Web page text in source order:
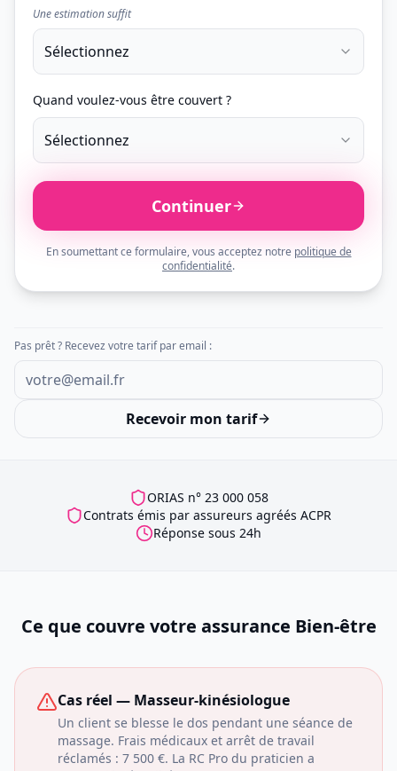
Une estimation suffit
Sélectionnez
Quand voulez-vous être couvert ?
Sélectionnez
Continuer
En soumettant ce formulaire, vous acceptez notre politique de
confidentialité.
Pas prêt ? Recevez votre tarif par email :
Recevoir mon tarif
ORIAS n° 23 000 058
Contrats émis par assureurs agréés ACPR
Réponse sous 24h
Ce que couvre votre assurance Bien-être
Cas réel — Masseur-kinésiologue
Un client se blesse le dos pendant une séance de
massage. Frais médicaux et arrêt de travail
réclamés : 7 500 €. La RC Pro du praticien a